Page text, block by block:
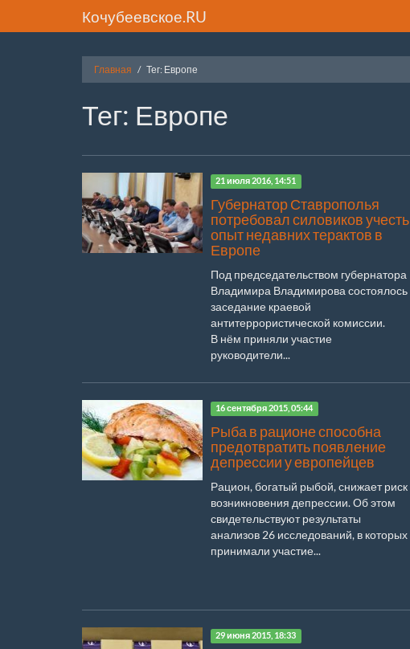
Кочубеевское.RU
Главная Тег: Европе
Тег: Европе
21 июля 2016, 14:51
Губернатор Ставрополья
потребовал силовиков учесть
опыт недавних терактов в
Европе
Под председательством губернатора
Владимира Владимирова состоялось
заседание краевой
антитеррористической комиссии.
В нём приняли участие
руководители...
16 сентября 2015, 05:44
Рыба в рационе способна
предотвратить появление
депрессии у европейцев
Рацион, богатый рыбой, снижает риск
возникновения депрессии. Об этом
свидетельствуют результаты
анализов 26 исследований, в которых
принимали участие...
29 июня 2015, 18:33